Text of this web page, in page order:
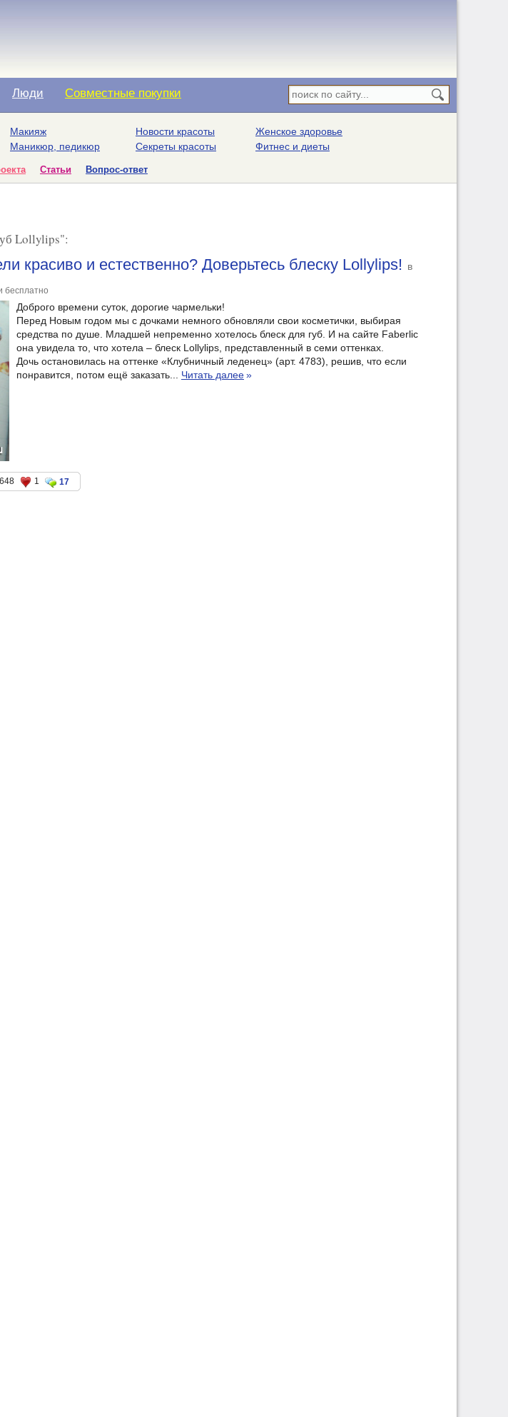
Люди Совместные покупки
Макияж
Маникюр, педикюр
Новости красоты
Секреты красоты
Женское здоровье
Фитнес и диеты
Статьи Вопрос-ответ
Lollylips":
красиво и естественно? Доверьтесь блеску Lollylips!
в
бесплатно
Доброго времени суток, дорогие чармельки!
Перед Новым годом мы с дочками немного обновляли свои косметички, выбирая
средства по душе. Младшей непременно хотелось блеск для губ. И на сайте Faberlic
она увидела то, что хотела – блеск Lollylips, представленный в семи оттенках.
Дочь остановилась на оттенке «Клубничный леденец» (арт. 4783), решив, что если
понравится, потом ещё заказать... Читать далее»
648 1 17